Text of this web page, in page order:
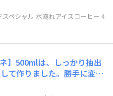
れて冷蔵庫にしまっておく
ない、本格的なアイスコー
当に感動的です。 粉を計
付けるゴミの手間もなく、
しっかりとした苦味やガツ
少し上品でマイルドに感じ
にはゴクゴク飲めるこの
だし暑い夏にぴったり。
スペシャル 水淹れアイスコーヒー 4
】500mlは、しっかり抽出
て作りました。勝手に変更
単に出来上がり、美味し